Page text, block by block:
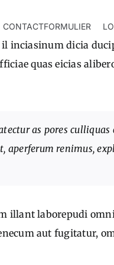
CONTACTFORMULIER
inciasinum dicia
quas eicias
as pores
renimus,
illant laborepudi
aut fugitatur,